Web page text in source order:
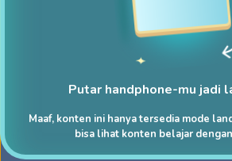
Putar handphone-mu jadi
Maaf, konten ini hanya tersedia mode
bisa lihat konten belajar